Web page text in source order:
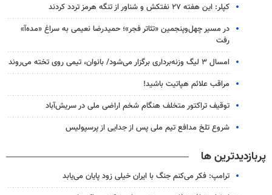
کپلر: این هفته ۲۷ نفتکش و شناور از تنگه هرمز تردد کردند
در مسیر چهل‌وپنجمین «تئاتر فجر»؛ حمیدرضا نعیمی به سراغ «مده‌آ»
رفت
امسال ۳ لیگ وزنه‌برداری برگزار می‌شود/ بانوان، تیمی روی تخته می‌روند
مراقب علائم هپاتیت باشید!
توقیف تراکتور متخلف هنگام شخم اراضی ملی در سریش‌آباد
شروع تلخ مدافع تیم ملی پس از جدایی از پرسپولیس
پربازدیدترین ها
ترامپ: فکر می‌کنم جنگ با ایران خیلی زود پایان می‌یابد